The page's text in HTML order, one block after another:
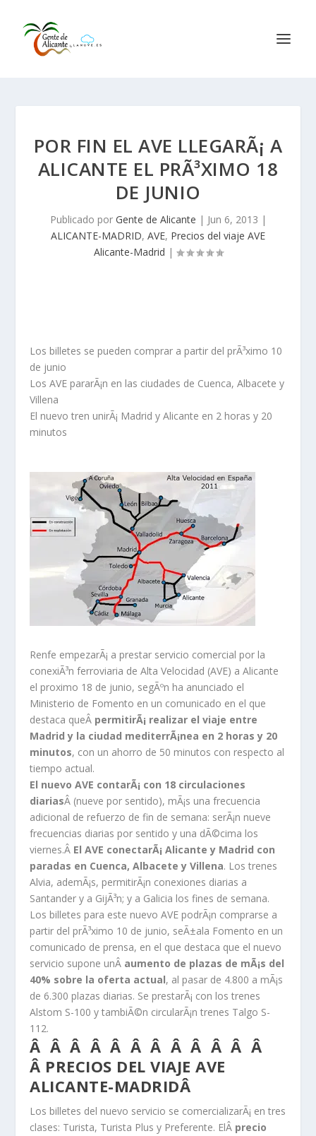
POR FIN EL AVE LLEGARÃ¡ A
ALICANTE EL PRÃ³XIMO 18
DE JUNIO
Publicado por Gente de Alicante | Jun 6, 2013 |
ALICANTE-MADRID, AVE, Precios del viaje AVE
Alicante-Madrid |
Los billetes se pueden comprar a partir del prÃ³ximo 10
de junio
Los AVE pararÃ¡n en las ciudades de Cuenca, Albacete y
Villena
El nuevo tren unirÃ¡ Madrid y Alicante en 2 horas y 20
minutos
Renfe empezarÃ¡ a prestar servicio comercial por la
conexiÃ³n ferroviaria de Alta Velocidad (AVE) a Alicante
el proximo 18 de junio, segÃºn ha anunciado el
Ministerio de Fomento en un comunicado en el que
destaca queÂ permitirÃ¡ realizar el viaje entre
Madrid y la ciudad mediterrÃ¡nea en 2 horas y 20
minutos, con un ahorro de 50 minutos con respecto al
tiempo actual.
El nuevo AVE contarÃ¡ con 18 circulaciones
diariasÂ (nueve por sentido), mÃ¡s una frecuencia
adicional de refuerzo de fin de semana: serÃ¡n nueve
frecuencias diarias por sentido y una dÃ©cima los
viernes.Â El AVE conectarÃ¡ Alicante y Madrid con
paradas en Cuenca, Albacete y Villena. Los trenes
Alvia, ademÃ¡s, permitirÃ¡n conexiones diarias a
Santander y a GijÃ³n; y a Galicia los fines de semana.
Los billetes para este nuevo AVE podrÃ¡n comprarse a
partir del prÃ³ximo 10 de junio, seÃ±ala Fomento en un
comunicado de prensa, en el que destaca que el nuevo
servicio supone unÂ aumento de plazas de mÃ¡s del
40% sobre la oferta actual, al pasar de 4.800 a mÃ¡s
de 6.300 plazas diarias. Se prestarÃ¡ con los trenes
Alstom S-100 y tambiÃ©n circularÃ¡n trenes Talgo S-
112.
Â Â Â Â Â Â Â Â Â Â Â Â
Â PRECIOS DEL VIAJE AVE
ALICANTE-MADRIDÂ
Los billetes del nuevo servicio se comercializarÃ¡ en tres
clases: Turista, Turista Plus y Preferente. ElÂ precio